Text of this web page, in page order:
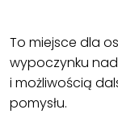
To miejsce dla
wypoczynku
i możliwością
pomysłu.